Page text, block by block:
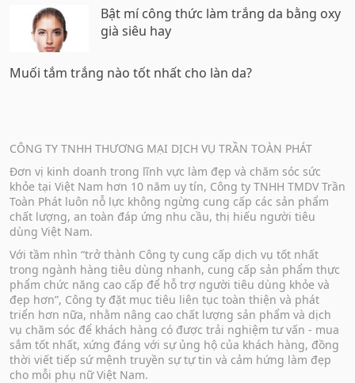
Bật mí công thức làm trắng da bằng oxy
già siêu hay
Muối tắm trắng nào tốt nhất cho làn da?
CÔNG TY TNHH THƯƠNG MẠI DỊCH VỤ TRẦN TOÀN PHÁT
Đơn vị kinh doanh trong lĩnh vực làm đẹp và chăm sóc sức
khỏe tại Việt Nam hơn 10 năm uy tín, Công ty TNHH TMDV Trần
Toàn Phát luôn nỗ lực không ngừng cung cấp các sản phẩm
chất lượng, an toàn đáp ứng nhu cầu, thị hiếu người tiêu
dùng Việt Nam.
Với tầm nhìn “trở thành Công ty cung cấp dịch vụ tốt nhất
trong ngành hàng tiêu dùng nhanh, cung cấp sản phẩm thực
phẩm chức năng cao cấp để hỗ trợ người tiêu dùng khỏe và
đẹp hơn”, Công ty đặt mục tiêu liên tục toàn thiện và phát
triển hơn nữa, nhằm nâng cao chất lượng sản phẩm và dịch
vụ chăm sóc để khách hàng có được trải nghiệm tư vấn - mua
sắm tốt nhất, xứng đáng với sự ủng hộ của khách hàng, đồng
thời viết tiếp sứ mệnh truyền sự tự tin và cảm hứng làm đẹp
cho mỗi phụ nữ Việt Nam.